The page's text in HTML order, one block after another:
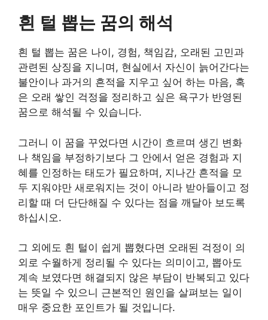
흰 털 뽑는 꿈의 해석
흰 털 뽑는 꿈은 나이, 경험, 책임감, 오래된 고민과
관련된 상징을 지니며, 현실에서 자신이 늙어간다는
불안이나 과거의 흔적을 지우고 싶어 하는 마음, 혹
은 오래 쌓인 걱정을 정리하고 싶은 욕구가 반영된
꿈으로 해석될 수 있습니다.
그러니 이 꿈을 꾸었다면 시간이 흐르며 생긴 변화
나 책임을 부정하기보다 그 안에서 얻은 경험과 지
혜를 인정하는 태도가 필요하며, 지나간 흔적을 모
두 지워야만 새로워지는 것이 아니라 받아들이고 정
리할 때 더 단단해질 수 있다는 점을 깨달아 보도록
하십시오.
그 외에도 흰 털이 쉽게 뽑혔다면 오래된 걱정이 의
외로 수월하게 정리될 수 있다는 의미이고, 뽑아도
계속 보였다면 해결되지 않은 부담이 반복되고 있다
는 뜻일 수 있으니 근본적인 원인을 살펴보는 일이
매우 중요한 포인트가 될 것입니다.